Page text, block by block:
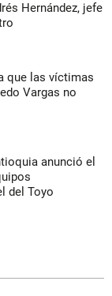
Hernández, jefe
que las víctimas
Vargas no
anunció el
del Toyo